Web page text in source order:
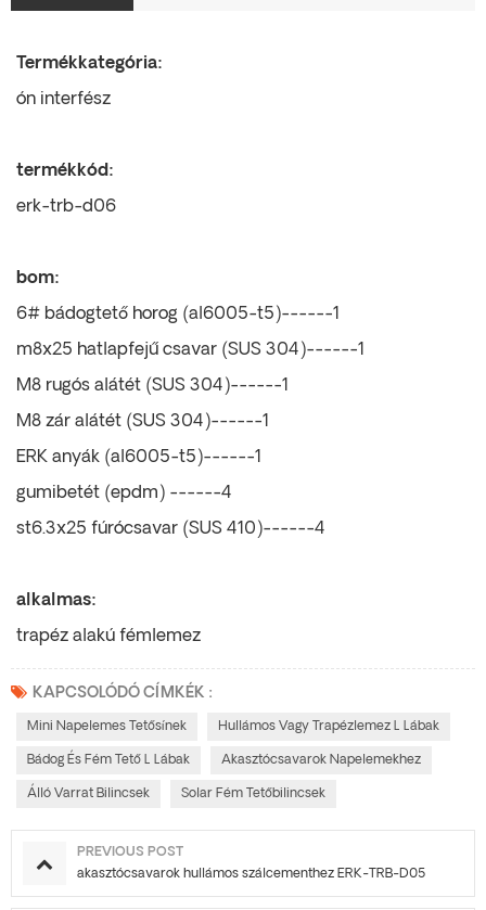
Termékkategória:
ón interfész
termékkód:
erk-trb-d06
bom:
6# bádogtető horog (al6005-t5)------1
m8x25 hatlapfejű csavar (SUS 304)------1
M8 rugós alátét (SUS 304)------1
M8 zár alátét (SUS 304)------1
ERK anyák (al6005-t5)------1
gumibetét (epdm) ------4
st6.3x25 fúrócsavar (SUS 410)------4
alkalmas:
trapéz alakú fémlemez
KAPCSOLÓDÓ CÍMKÉK :
Mini Napelemes Tetősínek Hullámos Vagy Trapézlemez L Lábak
Bádog És Fém Tető L Lábak Akasztócsavarok Napelemekhez
Álló Varrat Bilincsek Solar Fém Tetőbilincsek
PREVIOUS POST
akasztócsavarok hullámos szálcementhez ERK-TRB-D05